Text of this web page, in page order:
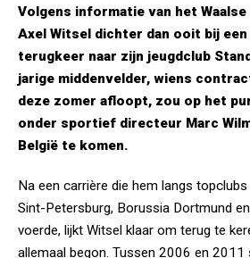
Volgens informatie van het
Axel Witsel dichter dan ooit bij
terugkeer naar zijn jeugdclub
jarige middenvelder, wiens
deze zomer afloopt, zou op het
onder sportief directeur Marc
België te komen.
Na een carrière die hem langs
Sint-Petersburg, Borussia Dortmund
voerde, lijkt Witsel klaar om terug te
allemaal begon. Tussen 2006 en 2011